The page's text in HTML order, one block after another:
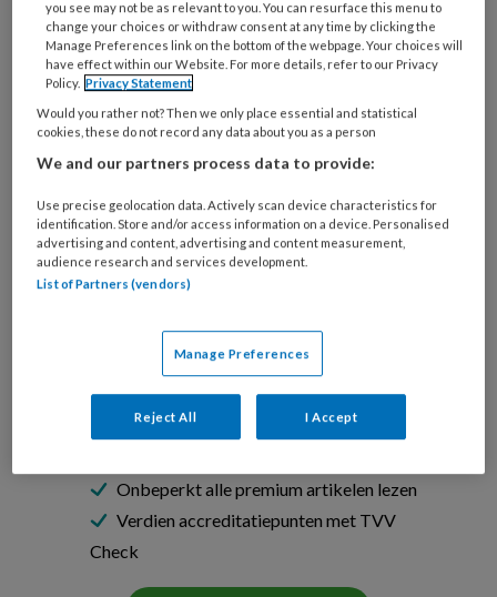
Iván Moreno / Stock.adobe.com
1. Deel de handeling op in
PREMIUM
Wil je dit artikel lezen?
Neem een maandabonnement op TVV
voor maar €6,- per maand!
Onbeperkt alle premium artikelen lezen
Verdien accreditatiepunten met TVV
Check
you see may not be as relevant to you. You can resurface this menu to
change your choices or withdraw consent at any time by clicking the
Manage Preferences link on the bottom of the webpage. Your choices will
have effect within our Website. For more details, refer to our Privacy
Policy. Privacy Statement
Would you rather not? Then we only place essential and statistical
cookies, these do not record any data about you as a person
We and our partners process data to provide:
Use precise geolocation data. Actively scan device characteristics for
identification. Store and/or access information on a device. Personalised
advertising and content, advertising and content measurement,
audience research and services development.
List of Partners (vendors)
Manage Preferences
Reject All I Accept